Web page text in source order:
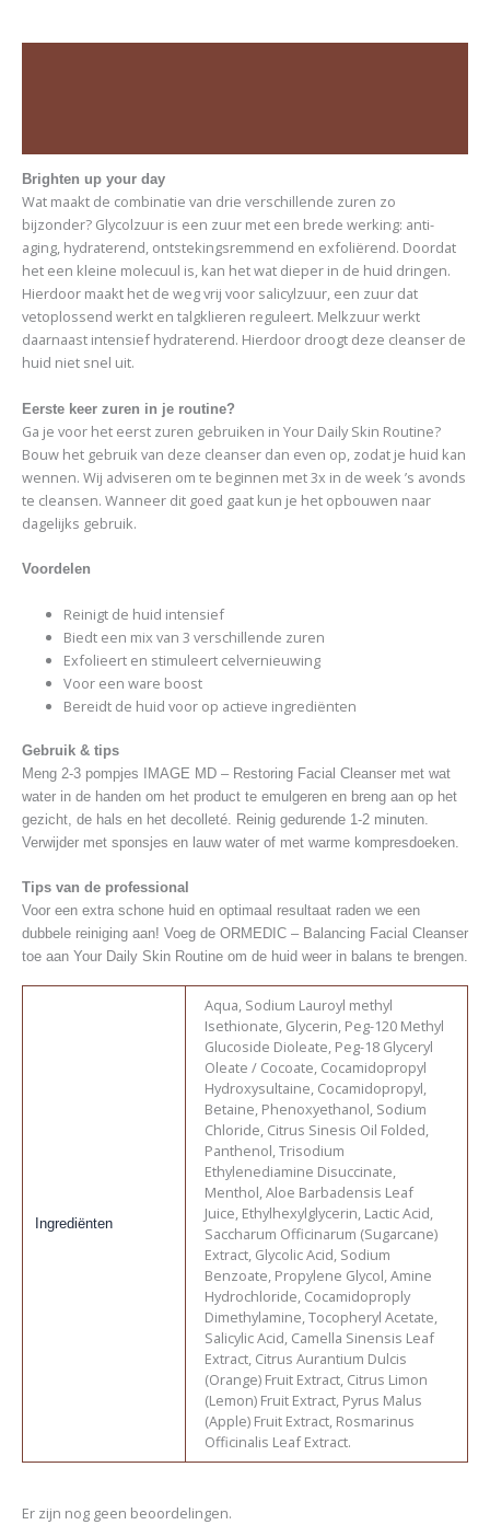
Brighten up your day
Wat maakt de combinatie van drie verschillende zuren zo
bijzonder? Glycolzuur is een zuur met een brede werking: anti-
aging, hydraterend, ontstekingsremmend en exfoliërend. Doordat
het een kleine molecuul is, kan het wat dieper in de huid dringen.
Hierdoor maakt het de weg vrij voor salicylzuur, een zuur dat
vetoplossend werkt en talgklieren reguleert. Melkzuur werkt
daarnaast intensief hydraterend. Hierdoor droogt deze cleanser de
huid niet snel uit.
Eerste keer zuren in je routine?
Ga je voor het eerst zuren gebruiken in Your Daily Skin Routine?
Bouw het gebruik van deze cleanser dan even op, zodat je huid kan
wennen. Wij adviseren om te beginnen met 3x in de week ’s avonds
te cleansen. Wanneer dit goed gaat kun je het opbouwen naar
dagelijks gebruik.
Voordelen
Reinigt de huid intensief
Biedt een mix van 3 verschillende zuren
Exfolieert en stimuleert celvernieuwing
Voor een ware boost
Bereidt de huid voor op actieve ingrediënten
Gebruik & tips
Meng 2-3 pompjes IMAGE MD – Restoring Facial Cleanser met wat
water in de handen om het product te emulgeren en breng aan op het
gezicht, de hals en het decolleté. Reinig gedurende 1-2 minuten.
Verwijder met sponsjes en lauw water of met warme kompresdoeken.
Tips van de professional
Voor een extra schone huid en optimaal resultaat raden we een
dubbele reiniging aan! Voeg de ORMEDIC – Balancing Facial Cleanser
toe aan Your Daily Skin Routine om de huid weer in balans te brengen.
Ingrediënten
Aqua, Sodium Lauroyl methyl
Isethionate, Glycerin, Peg-120 Methyl
Glucoside Dioleate, Peg-18 Glyceryl
Oleate / Cocoate, Cocamidopropyl
Hydroxysultaine, Cocamidopropyl,
Betaine, Phenoxyethanol, Sodium
Chloride, Citrus Sinesis Oil Folded,
Panthenol, Trisodium
Ethylenediamine Disuccinate,
Menthol, Aloe Barbadensis Leaf
Juice, Ethylhexylglycerin, Lactic Acid,
Saccharum Officinarum (Sugarcane)
Extract, Glycolic Acid, Sodium
Benzoate, Propylene Glycol, Amine
Hydrochloride, Cocamidoproply
Dimethylamine, Tocopheryl Acetate,
Salicylic Acid, Camella Sinensis Leaf
Extract, Citrus Aurantium Dulcis
(Orange) Fruit Extract, Citrus Limon
(Lemon) Fruit Extract, Pyrus Malus
(Apple) Fruit Extract, Rosmarinus
Officinalis Leaf Extract.
Er zijn nog geen beoordelingen.